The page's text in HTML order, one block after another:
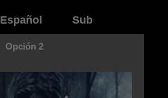
Español Sub
Opción 2